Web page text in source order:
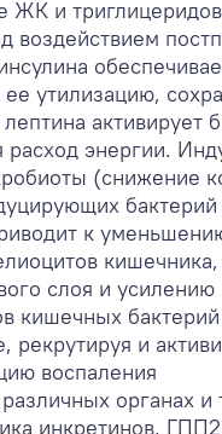
ЖК и
утилизацию,
активирует
энергии.
(снижение
к
кишечника,
слоя и
кишечных
рекрутируя и
воспаления
органах и
инкретинов,